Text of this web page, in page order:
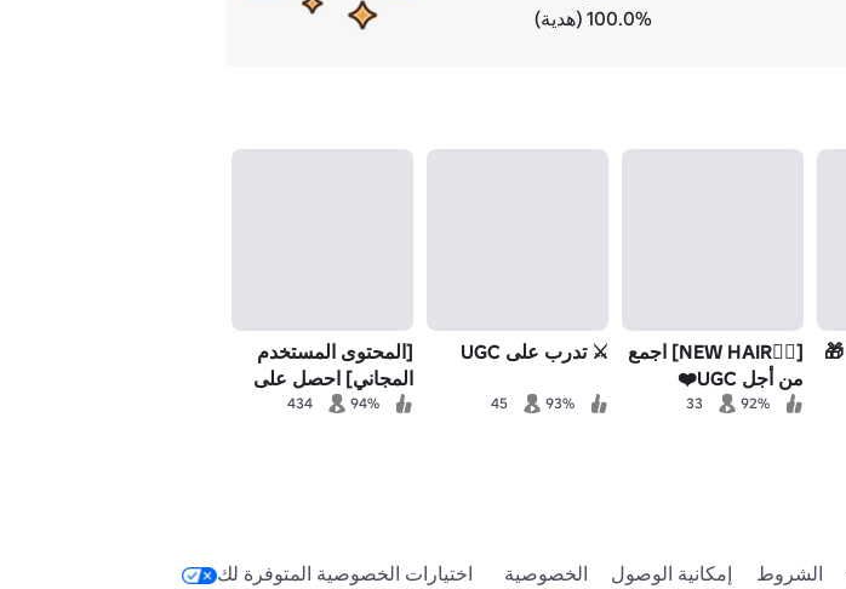
100.0% (هدية)
[💇‍♀️NEW HAIR] اجمع
من أجل UGC❤️
92%
33
⚔️ تدرب على UGC
93%
45
[المحتوى المستخدم
المجاني] احصل على
صورتك الرمزية! ✨
94%
434
الشروط إمكانية الوصول الخصوصية اختيارات الخصوصية المتوفرة لك